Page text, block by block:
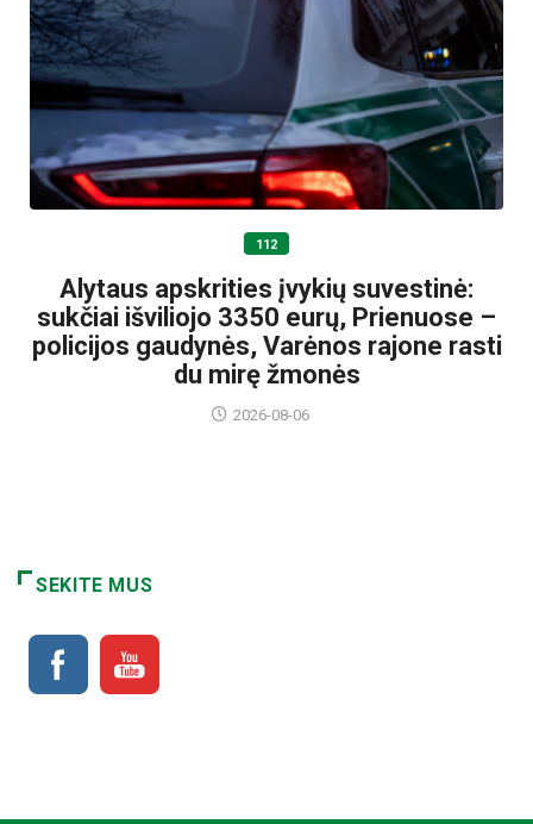
112
Alytaus apskrities įvykių suvestinė:
sukčiai išviliojo 3350 eurų, Prienuose –
policijos gaudynės, Varėnos rajone rasti
du mirę žmonės
2026-08-06
SEKITE MUS